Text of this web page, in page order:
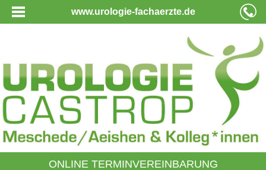
www.urologie-fachaerzte.de
ONLINE TERMINVEREINBARUNG